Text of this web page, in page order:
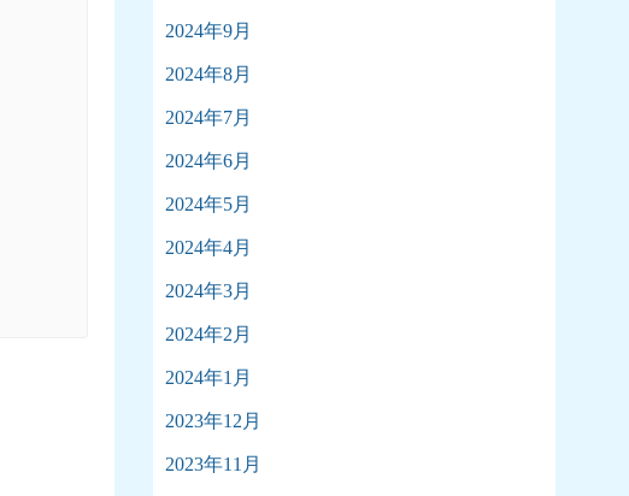
2024年9月
2024年8月
2024年7月
2024年6月
2024年5月
2024年4月
2024年3月
2024年2月
2024年1月
2023年12月
2023年11月